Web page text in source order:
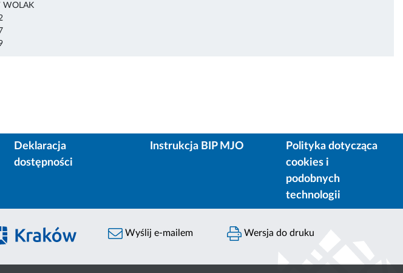
WOLAK
Deklaracja
dostępności
Instrukcja BIP MJO
Polityka dotycząca
cookies i
podobnych
technologii
Wyślij e-mailem Wersja do druku